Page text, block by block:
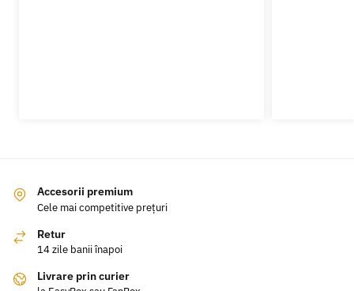
Accesorii premium
Cele mai competitive prețuri
Retur
14 zile banii înapoi
Livrare prin curier